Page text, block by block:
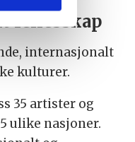
fellesskap
internasjonalt
kulturer.
35 artister og
ulike nasjoner.